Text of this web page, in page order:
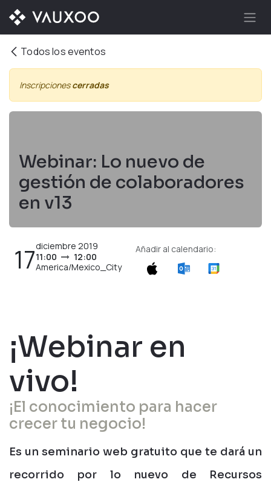
Ir al contenido
Todos los eventos
Inscripcionescerradas
Webinar: Lo nuevo de
gestión de colaboradores
en v13
17diciembre 2019
11:00
12:00
America/Mexico_City
Añadir al calendario:
¡Webinar en
vivo!
¡El conocimiento para hacer
crecer tu negocio!
Es un seminario web gratuito que te dará un
recorrido por lo nuevo de Recursos